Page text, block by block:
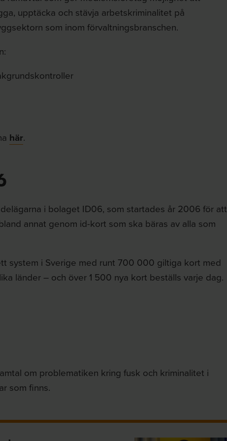
upptäcka och stävja arbetskriminalitet på
som inom förvaltningsbranschen.
här.
i bolaget ID06, som startades år 2006 för att
annat genom id-kort som ska bäras av alla som
system i Sverige med runt 700 000 giltiga kort med
länder – och över 1 500 nya kort beställs varje dag.
om problematiken kring fusk och kriminalitet i
som finns.